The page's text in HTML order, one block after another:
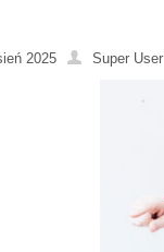
2025 Super User